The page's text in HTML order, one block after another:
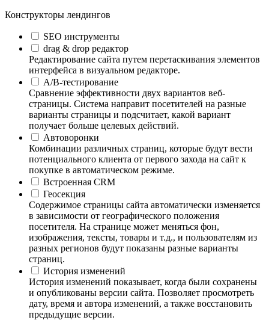
Конструкторы лендингов
SEO инструменты
drag & drop редактор
Редактирование сайта путем перетаскивания элементов
интерфейса в визуальном редакторе.
А/B-тестирование
Сравнение эффективности двух вариантов веб-
страницы. Система направит посетителей на разные
варианты страницы и подсчитает, какой вариант
получает больше целевых действий.
Автоворонки
Комбинации различных страниц, которые будут вести
потенциального клиента от первого захода на сайт к
покупке в автоматическом режиме.
Встроенная CRM
Геосекция
Содержимое страницы сайта автоматически изменяется
в зависимости от географического положения
посетителя. На странице может меняться фон,
изображения, тексты, товары и т.д., и пользователям из
разных регионов будут показаны разные варианты
страниц.
История изменений
История изменений показывает, когда были сохранены
и опубликованы версии сайта. Позволяет просмотреть
дату, время и автора изменений, а также восстановить
предыдущие версии.